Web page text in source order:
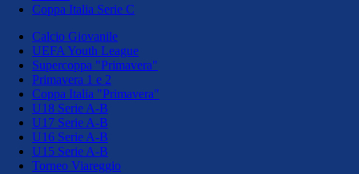
Coppa Italia Serie C
Calcio Giovanile
UEFA Youth League
Supercoppa "Primavera"
Primavera 1 e 2
Coppa Italia "Primavera"
U18 Serie A-B
U17 Serie A-B
U16 Serie A-B
U15 Serie A-B
Torneo Viareggio